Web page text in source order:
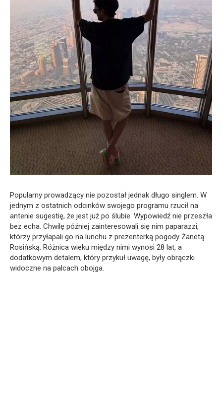
Popularny prowadzący nie pozostał jednak długo singlem. W
jednym z ostatnich odcinków swojego programu rzucił na
antenie sugestię, że jest już po ślubie. Wypowiedź nie przeszła
bez echa. Chwilę później zainteresowali się nim paparazzi,
którzy przyłapali go na lunchu z prezenterką pogody Żanetą
Rosińską. Różnica wieku między nimi wynosi 28 lat, a
dodatkowym detalem, który przykuł uwagę, były obrączki
widoczne na palcach obojga.